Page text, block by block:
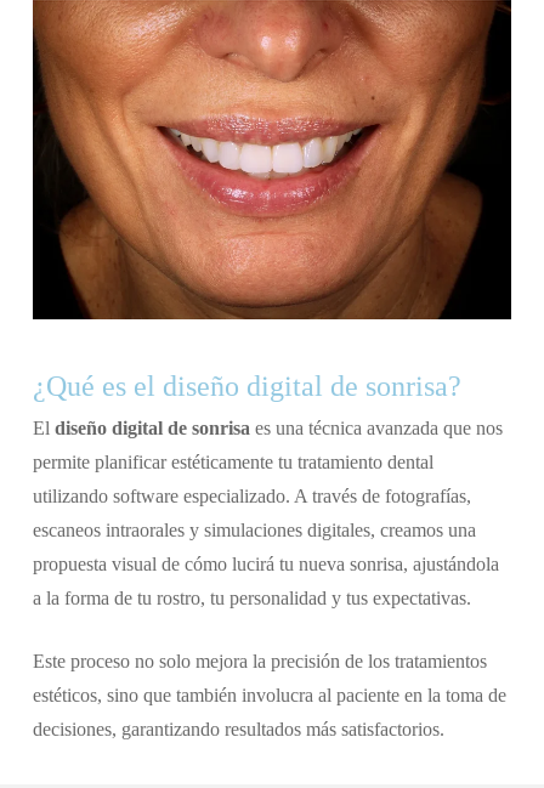
¿Qué es el diseño digital de sonrisa?
Eldiseño digital de sonrisa es una técnica avanzada que nos
permite planificar estéticamente tu tratamiento dental
utilizando software especializado. A través de fotografías,
escaneos intraorales y simulaciones digitales, creamos una
propuesta visual de cómo lucirá tu nueva sonrisa, ajustándola
a la forma de tu rostro, tu personalidad y tus expectativas.
Este proceso no solo mejora la precisión de los tratamientos
estéticos, sino que también involucra al paciente en la toma de
decisiones, garantizando resultados más satisfactorios.